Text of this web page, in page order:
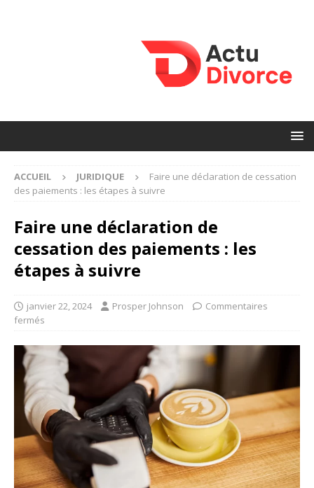
ACCUEIL JURIDIQUE
Faire une déclaration de cessation
des paiements : les étapes à suivre
Faire une déclaration de
cessation des paiements : les
étapes à suivre
janvier 22, 2024 Prosper Johnson
Commentaires
fermés